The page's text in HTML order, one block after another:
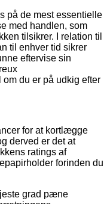
på de mest essentielle
med handlen, som
tilsikrer. I relation til
til enhver tid sikrer
eftervise sin
du er på udkig efter
for at kortlægge
derved er det at
ratings af
forinden du
grad pæne